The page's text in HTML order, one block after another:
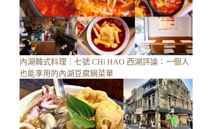
內湖韓式料理｜七號 CHi HAO 西湖評論：一個人
也能享用的內湖豆腐鍋菜單